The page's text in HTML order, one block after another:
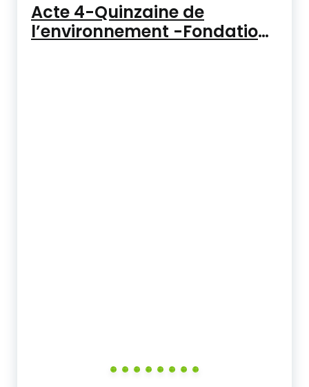
Acte 4-Quinzaine de
l’environnement -Fondation